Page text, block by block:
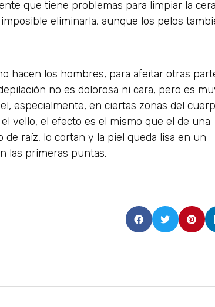
que tiene problemas para limpiar la
eliminarla, aunque los pelos
hacen los hombres, para afeitar otras
no es dolorosa ni cara, pero es
especialmente, en ciertas zonas del
vello, el efecto es el mismo que el de una
raíz, lo cortan y la piel queda lisa en un
las primeras puntas.